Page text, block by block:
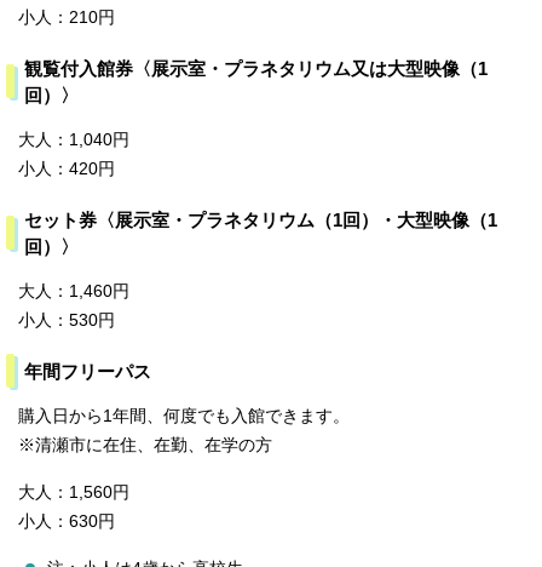
小人：210円
観覧付入館券〈展示室・プラネタリウム又は大型映像（1
回）〉
大人：1,040円
小人：420円
セット券〈展示室・プラネタリウム（1回）・大型映像（1
回）〉
大人：1,460円
小人：530円
年間フリーパス
購入日から1年間、何度でも入館できます。
※清瀬市に在住、在勤、在学の方
大人：1,560円
小人：630円